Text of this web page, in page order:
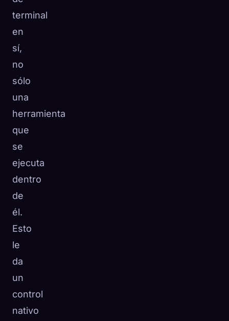
terminal
en
sí,
no
sólo
una
herramienta
que
se
ejecuta
dentro
de
él.
Esto
le
da
un
control
nativo